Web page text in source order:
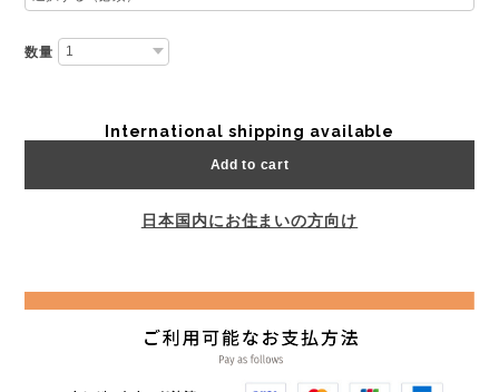
数量
International shipping available
Add to cart
日本国内にお住まいの方向け